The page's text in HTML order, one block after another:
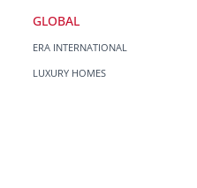
GLOBAL
ERA INTERNATIONAL
LUXURY HOMES